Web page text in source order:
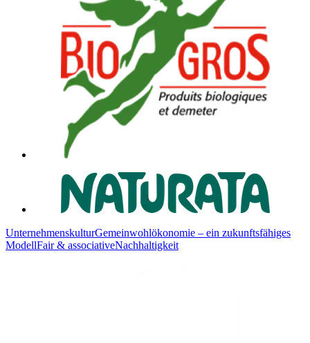
UnternehmenskulturGemeinwohlökonomie – ein zukunftsfähiges
ModellFair & associativeNachhaltigkeit